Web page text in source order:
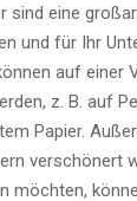
sind eine
und für Ihr
auf einer
z. B. auf
Papier.
verschönert
möchten,